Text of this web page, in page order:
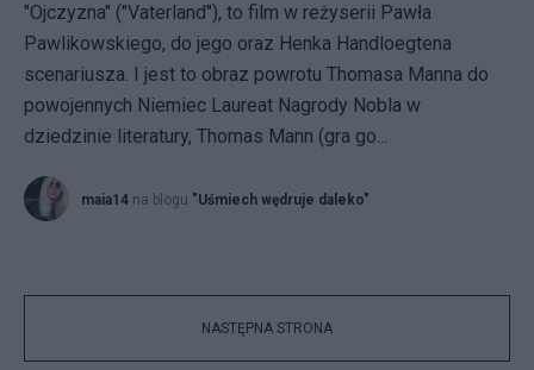
"Ojczyzna" ("Vaterland"), to film w reżyserii Pawła
Pawlikowskiego, do jego oraz Henka Handloegtena
scenariusza. I jest to obraz powrotu Thomasa Manna do
powojennych Niemiec Laureat Nagrody Nobla w
dziedzinie literatury, Thomas Mann (gra go...
maia14 na blogu "Uśmiech wędruje daleko"
NASTĘPNA STRONA